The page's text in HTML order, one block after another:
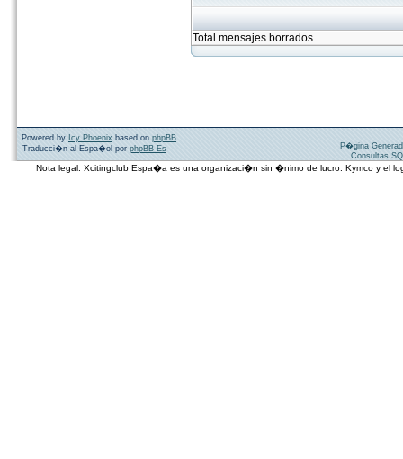
Total mensajes borrados
Powered by Icy Phoenix based on phpBB
Traducci�n al Espa�ol por phpBB-Es
P�gina
Consultas
Nota legal: Xcitingclub Espa�a es una organizaci�n sin �nimo de lucro. Kymco y el